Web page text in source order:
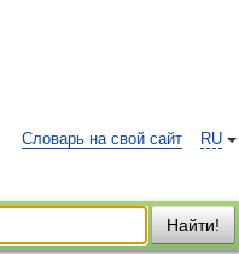
RU
Словарь на свой сайт
Найти!